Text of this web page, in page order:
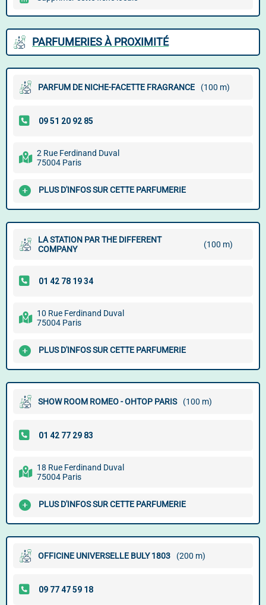
PARFUMERIES À PROXIMITÉ
PARFUM DE NICHE-FACETTE FRAGRANCE (100 m)
2 Rue Ferdinand Duval
75004 Paris
PLUS D'INFOS SUR CETTE PARFUMERIE
LA STATION PAR THE DIFFERENT
COMPANY
(100 m)
10 Rue Ferdinand Duval
75004 Paris
PLUS D'INFOS SUR CETTE PARFUMERIE
SHOW ROOM ROMEO - OHTOP PARIS (100 m)
18 Rue Ferdinand Duval
75004 Paris
PLUS D'INFOS SUR CETTE PARFUMERIE
OFFICINE UNIVERSELLE BULY 1803 (200 m)